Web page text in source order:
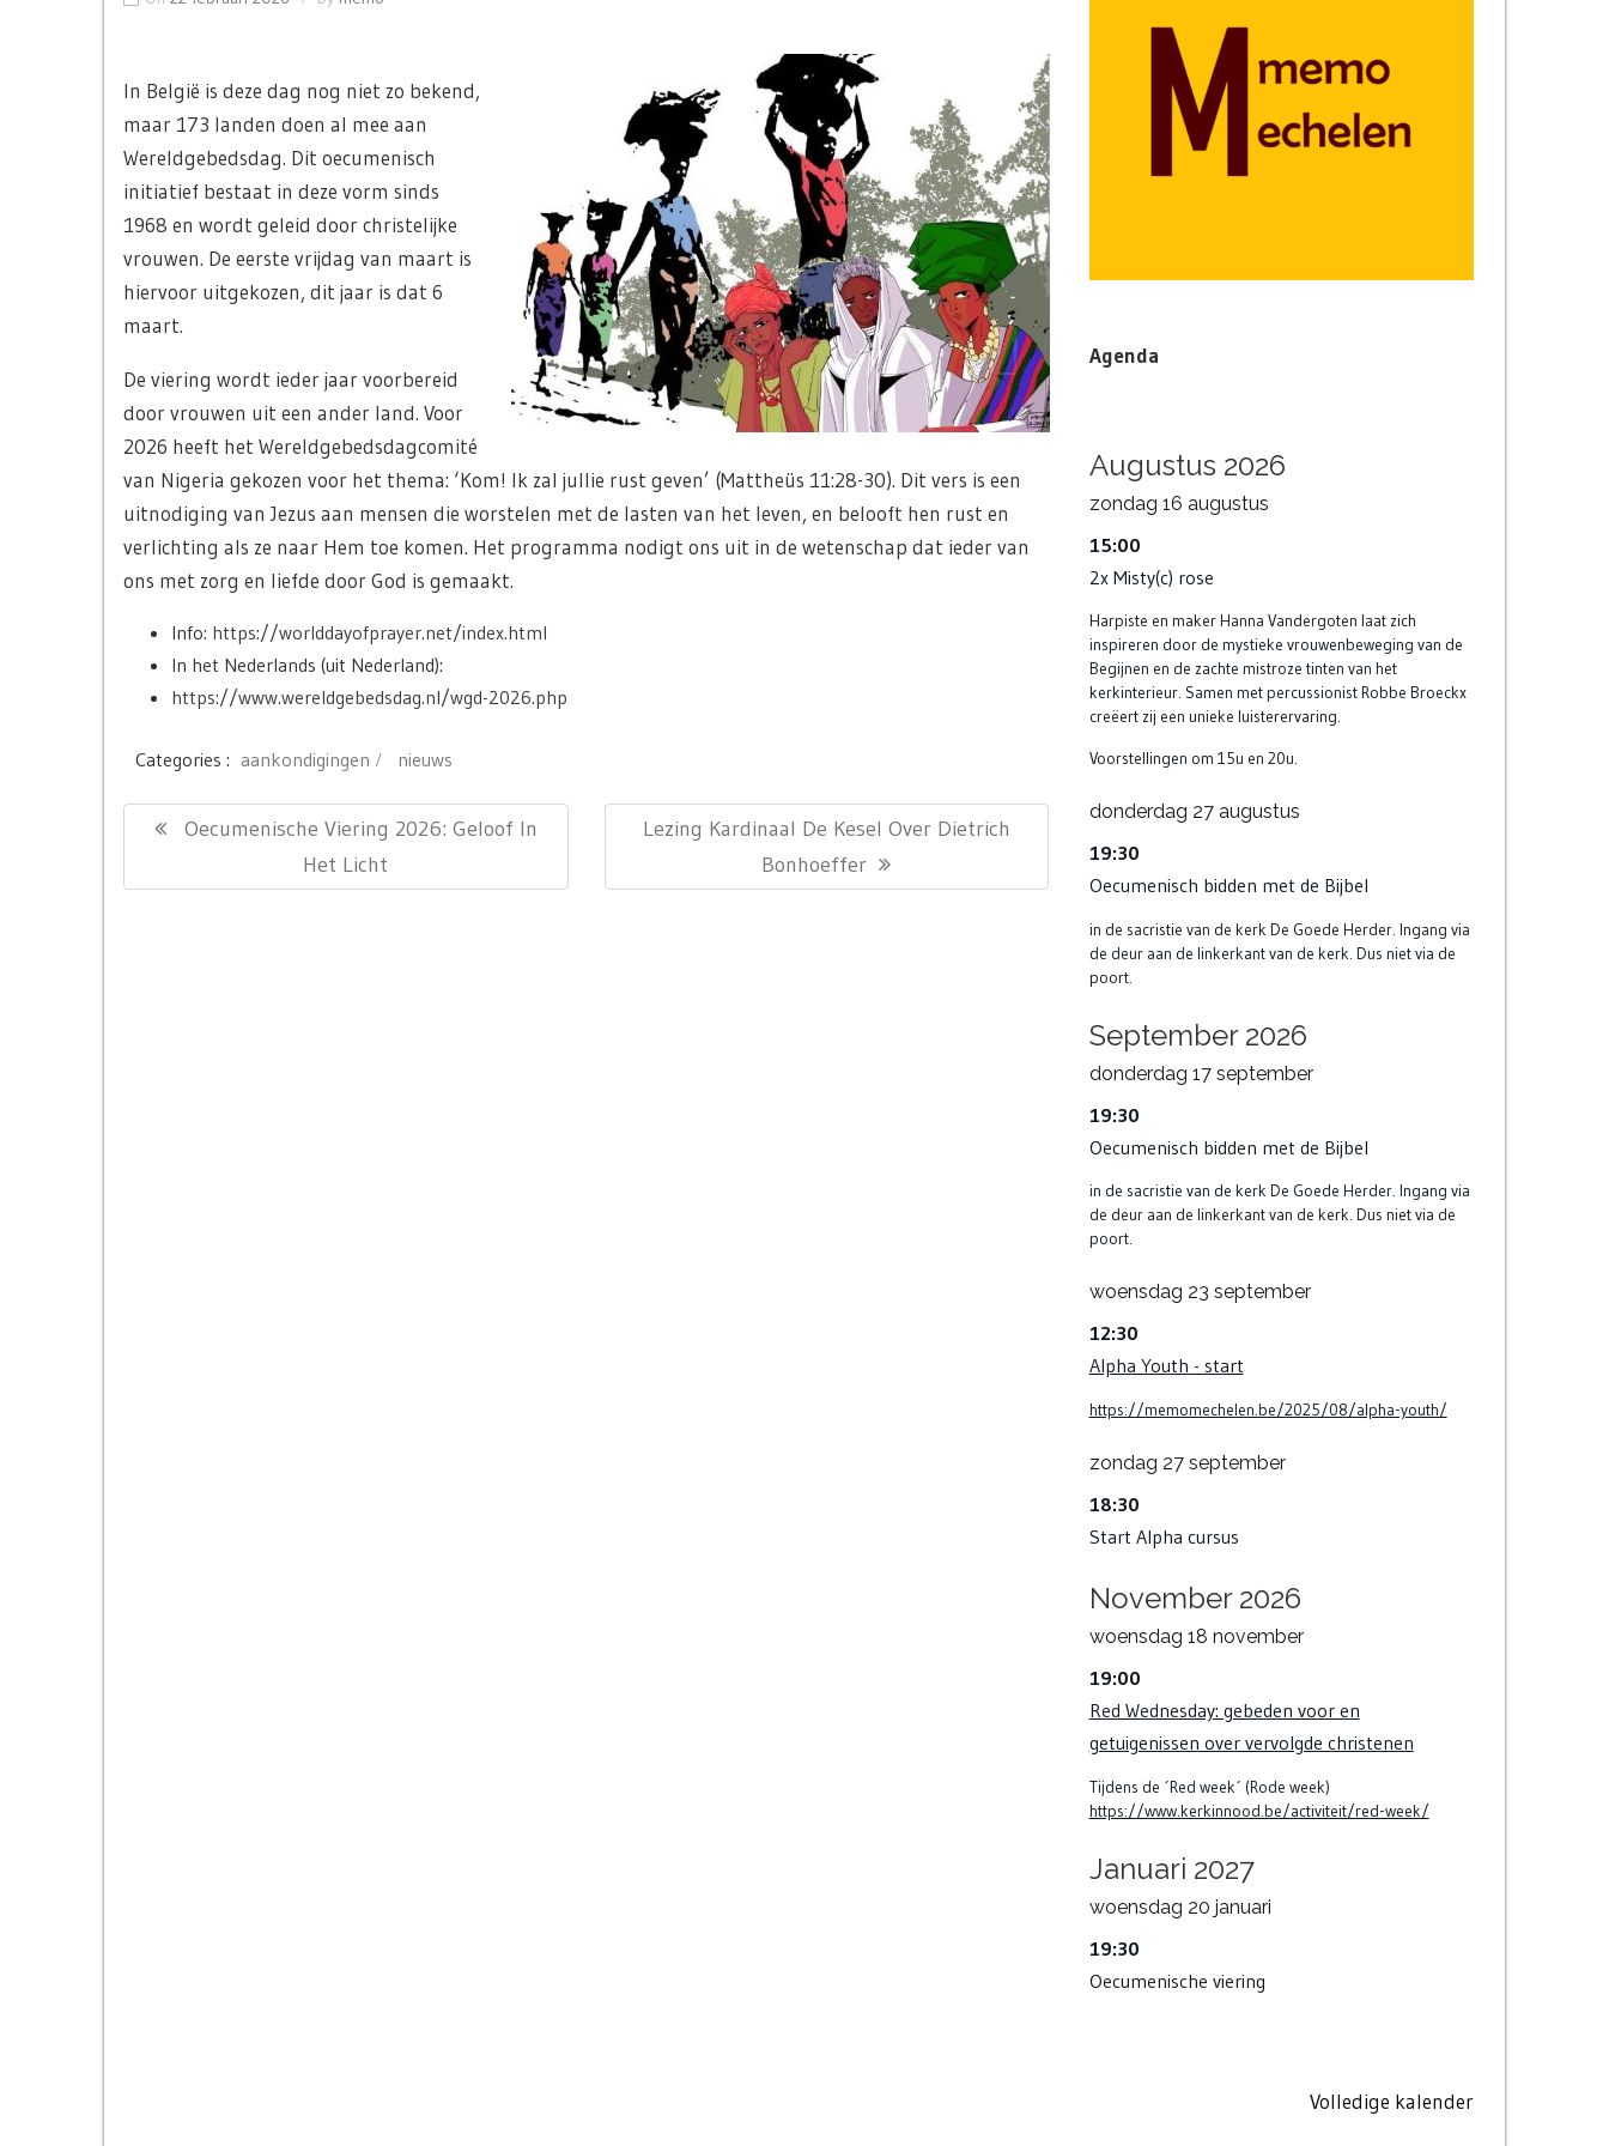
In België is deze dag nog niet zo bekend,
maar 173 landen doen al mee aan
Wereldgebedsdag. Dit oecumenisch
initiatief bestaat in deze vorm sinds
1968 en wordt geleid door christelijke
vrouwen. De eerste vrijdag van maart is
hiervoor uitgekozen, dit jaar is dat 6
maart.
De viering wordt ieder jaar voorbereid
door vrouwen uit een ander land. Voor
2026 heeft het Wereldgebedsdagcomité
van Nigeria gekozen voor het thema: ‘Kom! Ik zal jullie rust geven’ (Mattheüs 11:28-30). Dit vers is een
uitnodiging van Jezus aan mensen die worstelen met de lasten van het leven, en belooft hen rust en
verlichting als ze naar Hem toe komen. Het programma nodigt ons uit in de wetenschap dat ieder van
ons met zorg en liefde door God is gemaakt.
Info: https://worlddayofprayer.net/index.html
In het Nederlands (uit Nederland):
https://www.wereldgebedsdag.nl/wgd-2026.php
Categories : aankondigingen nieuws
Bericht
navigatie
Previous
Oecumenische Viering 2026: Geloof In
Het Licht
Next
Lezing Kardinaal De Kesel Over Dietrich
Bonhoeffer
Agenda
Augustus 2026
zondag 16 augustus
15:00
2x Misty(c) rose
Harpiste en maker Hanna Vandergoten laat zich
inspireren door de mystieke vrouwenbeweging van de
Begijnen en de zachte mistroze tinten van het
kerkinterieur. Samen met percussionist Robbe Broeckx
creëert zij een unieke luisterervaring.
Voorstellingen om 15u en 20u.
donderdag 27 augustus
19:30
Oecumenisch bidden met de Bijbel
in de sacristie van de kerk De Goede Herder. Ingang via
de deur aan de linkerkant van de kerk. Dus niet via de
poort.
September 2026
donderdag 17 september
19:30
Oecumenisch bidden met de Bijbel
in de sacristie van de kerk De Goede Herder. Ingang via
de deur aan de linkerkant van de kerk. Dus niet via de
poort.
woensdag 23 september
12:30
Alpha Youth - start
https://memomechelen.be/2025/08/alpha-youth/
zondag 27 september
18:30
Start Alpha cursus
November 2026
woensdag 18 november
19:00
Red Wednesday: gebeden voor en
getuigenissen over vervolgde christenen
Tijdens de ´Red week´ (Rode week)
https://www.kerkinnood.be/activiteit/red-week/
Januari 2027
woensdag 20 januari
19:30
Oecumenische viering
Volledige kalender